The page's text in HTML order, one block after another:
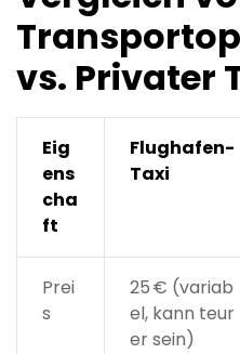
vs. Privater
Eig
ens
cha
ft
Flughafen-
Taxi
Prei
s
25 € (variab
el, kann teur
er sein)